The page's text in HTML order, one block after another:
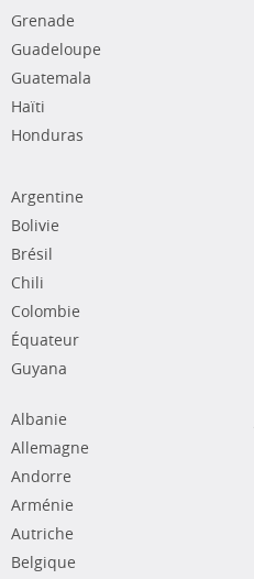
Grenade
Guadeloupe
Guatemala
Haïti
Honduras
Argentine
Bolivie
Brésil
Chili
Colombie
Équateur
Guyana
Albanie
Allemagne
Andorre
Arménie
Autriche
Belgique